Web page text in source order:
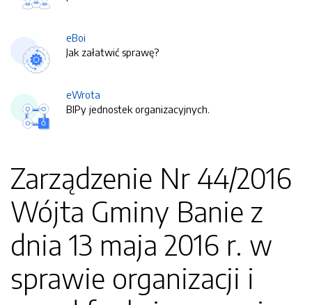
eBoi
Jak załatwić sprawę?
eWrota
BIPy jednostek organizacyjnych.
Zarządzenie Nr 44/2016
Wójta Gminy Banie z
dnia 13 maja 2016 r. w
sprawie organizacji i